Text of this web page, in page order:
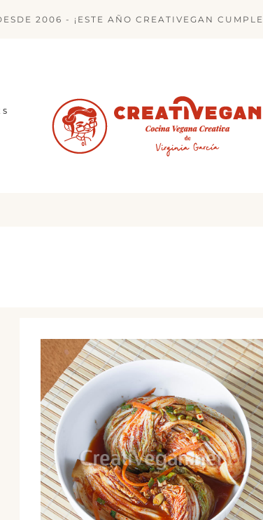
2006 - ¡ESTE AÑO CREATIVEGAN CUMPLE